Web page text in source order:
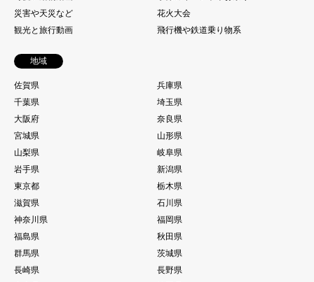
災害や天災など
花火大会
観光と旅行動画
飛行機や鉄道乗り物系
地域
佐賀県
兵庫県
千葉県
埼玉県
大阪府
奈良県
宮城県
山形県
山梨県
岐阜県
岩手県
新潟県
東京都
栃木県
滋賀県
石川県
神奈川県
福岡県
福島県
秋田県
群馬県
茨城県
長崎県
長野県